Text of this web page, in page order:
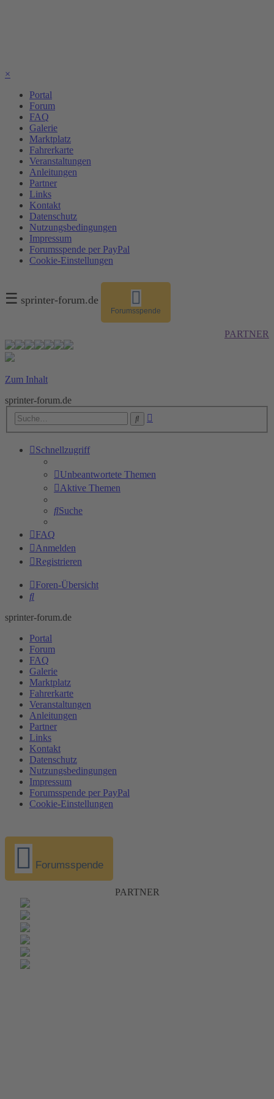
×
Portal
Forum
FAQ
Galerie
Marktplatz
Fahrerkarte
Veranstaltungen
Anleitungen
Partner
Links
Kontakt
Datenschutz
Nutzungsbedingungen
Impressum
Forumsspende per PayPal
Cookie-Einstellungen
☰ sprinter-forum.de
Forumsspende
PARTNER
Zum Inhalt
sprinter-forum.de
Suche
Schnellzugriff
Unbeantwortete Themen
Aktive Themen
Suche
FAQ
Anmelden
Registrieren
Foren-Übersicht
Suche
sprinter-forum.de
Portal
Forum
FAQ
Galerie
Marktplatz
Fahrerkarte
Veranstaltungen
Anleitungen
Partner
Links
Kontakt
Datenschutz
Nutzungsbedingungen
Impressum
Forumsspende per PayPal
Cookie-Einstellungen
Forumsspende
PARTNER